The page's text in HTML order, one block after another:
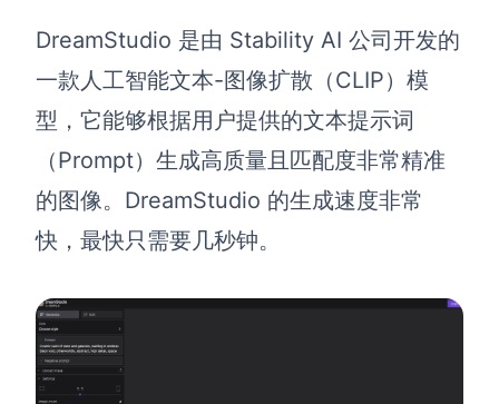
DreamStudio 是由 Stability AI 公司开发的
一款人工智能文本-图像扩散（CLIP）模
型，它能够根据用户提供的文本提示词
（Prompt）生成高质量且匹配度非常精准
的图像。DreamStudio 的生成速度非常
快，最快只需要几秒钟。